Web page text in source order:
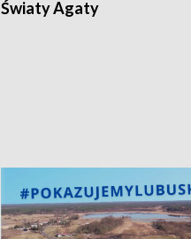
Światy Agaty